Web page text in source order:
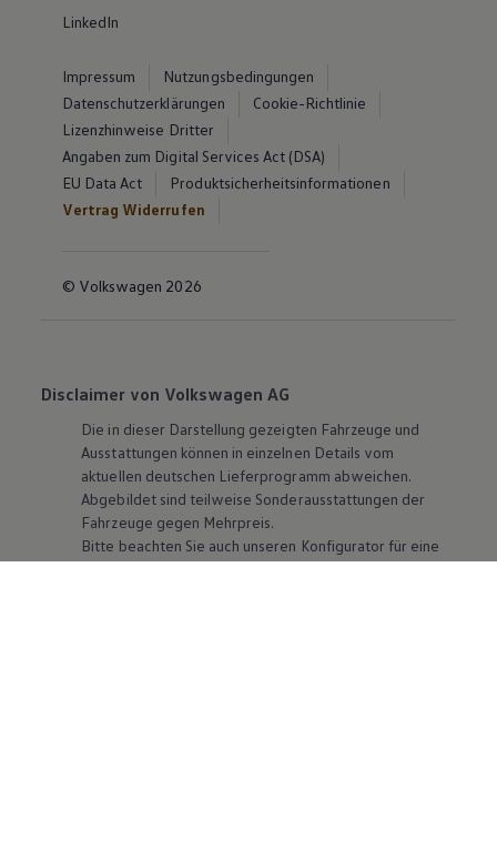
LinkedIn
Impressum
Nutzungsbedingungen
Datenschutzerklärungen
Cookie-Richtlinie
Lizenzhinweise Dritter
Angaben zum Digital Services Act (DSA)
EU Data Act
Produktsicherheitsinformationen
Vertrag Widerrufen
© Volkswagen 2026
Disclaimer von Volkswagen AG
Die in dieser Darstellung gezeigten Fahrzeuge und
Ausstattungen können in einzelnen Details vom
aktuellen deutschen Lieferprogramm abweichen.
Abgebildet sind teilweise Sonderausstattungen der
Fahrzeuge gegen Mehrpreis.
Bitte beachten Sie auch unseren Konfigurator für eine